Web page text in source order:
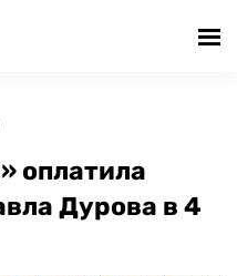
оплатила
Дурова в 4